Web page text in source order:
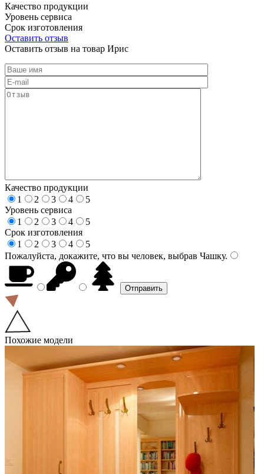
Качество продукции
Уровень сервиса
Срок изготовления
Оставить отзыв
Оставить отзыв на товар Ирис
Качество продукции
1
2 3 4
5
Уровень сервиса
1
2 3 4
5
Срок изготовления
1
2 3 4
5
Пожалуйста, докажите, что вы человек, выбрав Чашку.
Похожие модели